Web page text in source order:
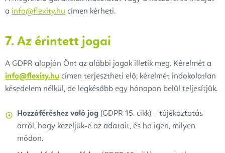
a info@flexity.hu címen kérheti.
7. Az érintett jogai
A GDPR alapján Önt az alábbi jogok illetik meg. Kérelmét a
info@flexity.hu címen terjesztheti elő; kérelmét indokolatlan
késedelem nélkül, de legkésőbb egy hónapon belül teljesítjük.
Hozzáféréshez való jog (GDPR 15. cikk) – tájékoztatás
arról, hogy kezeljük-e az adatait, és ha igen, milyen
módon.